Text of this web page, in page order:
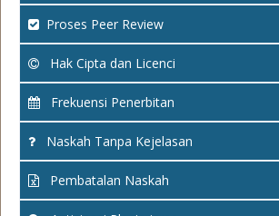
Proses Peer Review
Hak Cipta dan Licenci
Frekuensi Penerbitan
Naskah Tanpa Kejelasan
Pembatalan Naskah